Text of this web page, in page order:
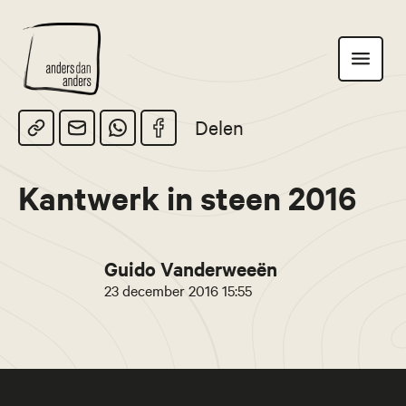
Anders
dan
Anders
Toon
navigatie
Delen
Kantwerk in steen 2016
Guido Vanderweeën
23 december 2016 15:55